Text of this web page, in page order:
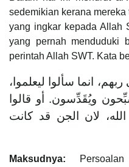
sedemikian kerana
yang ingkar kepada Allah
yang pernah menduduki
perintah Allah SWT. Kata
انما سألوا ليعلموا،
ويُقَدِّسون. أو قالوا
لان الجن قد كانت
Maksudnya: